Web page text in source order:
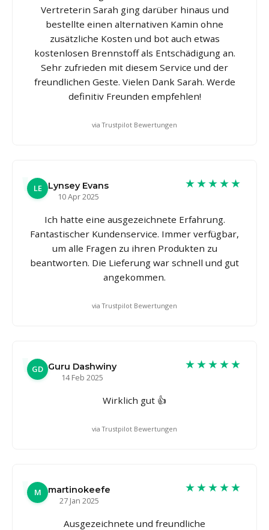
Vertreterin Sarah ging darüber hinaus und
bestellte einen alternativen Kamin ohne
zusätzliche Kosten und bot auch etwas
kostenlosen Brennstoff als Entschädigung an.
Sehr zufrieden mit diesem Service und der
freundlichen Geste. Vielen Dank Sarah. Werde
definitiv Freunden empfehlen!
via Trustpilot Bewertungen
LE
Lynsey Evans
10 Apr 2025
★★★★★
Ich hatte eine ausgezeichnete Erfahrung.
Fantastischer Kundenservice. Immer verfügbar,
um alle Fragen zu ihren Produkten zu
beantworten. Die Lieferung war schnell und gut
angekommen.
via Trustpilot Bewertungen
GD Guru Dashwiny
14 Feb 2025
★★★★★
Wirklich gut 👍
via Trustpilot Bewertungen
M
martinokeefe
27 Jan 2025
★★★★★
Ausgezeichnete und freundliche